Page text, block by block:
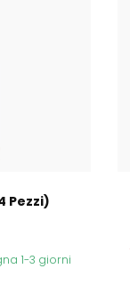
Pezzi)
1-3 giorni